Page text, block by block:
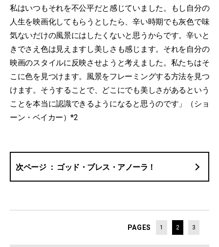
私はいつもそれを不公平だと感じていました。もし自分の
人生を映画化してもらうとしたら、辛い時期でも灰色で味
気ないだけの風景にはしたくないと思うからです。辛いと
きでさえ色は見えますし美しさも感じます。それを自分の
映画のスタイルに反映させようと考えました。私たちはそ
こに色を見つけます。風景をフレーミングする方法を見つ
けます。そうすることで、どこにでも美しさがあるという
ことを本当に認識できるようになると思うのです」（ショ
ーン・ベイカー）*2
ゴッド・ブレス・アノーラ！
PAGES 1 2 3